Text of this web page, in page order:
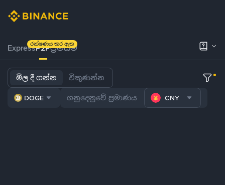
ExpressP2Pප්‍රිමියම්
රක්ෂණය කර ඇත
මිල දී ගන්න විකුණන්න
DOGE CNY